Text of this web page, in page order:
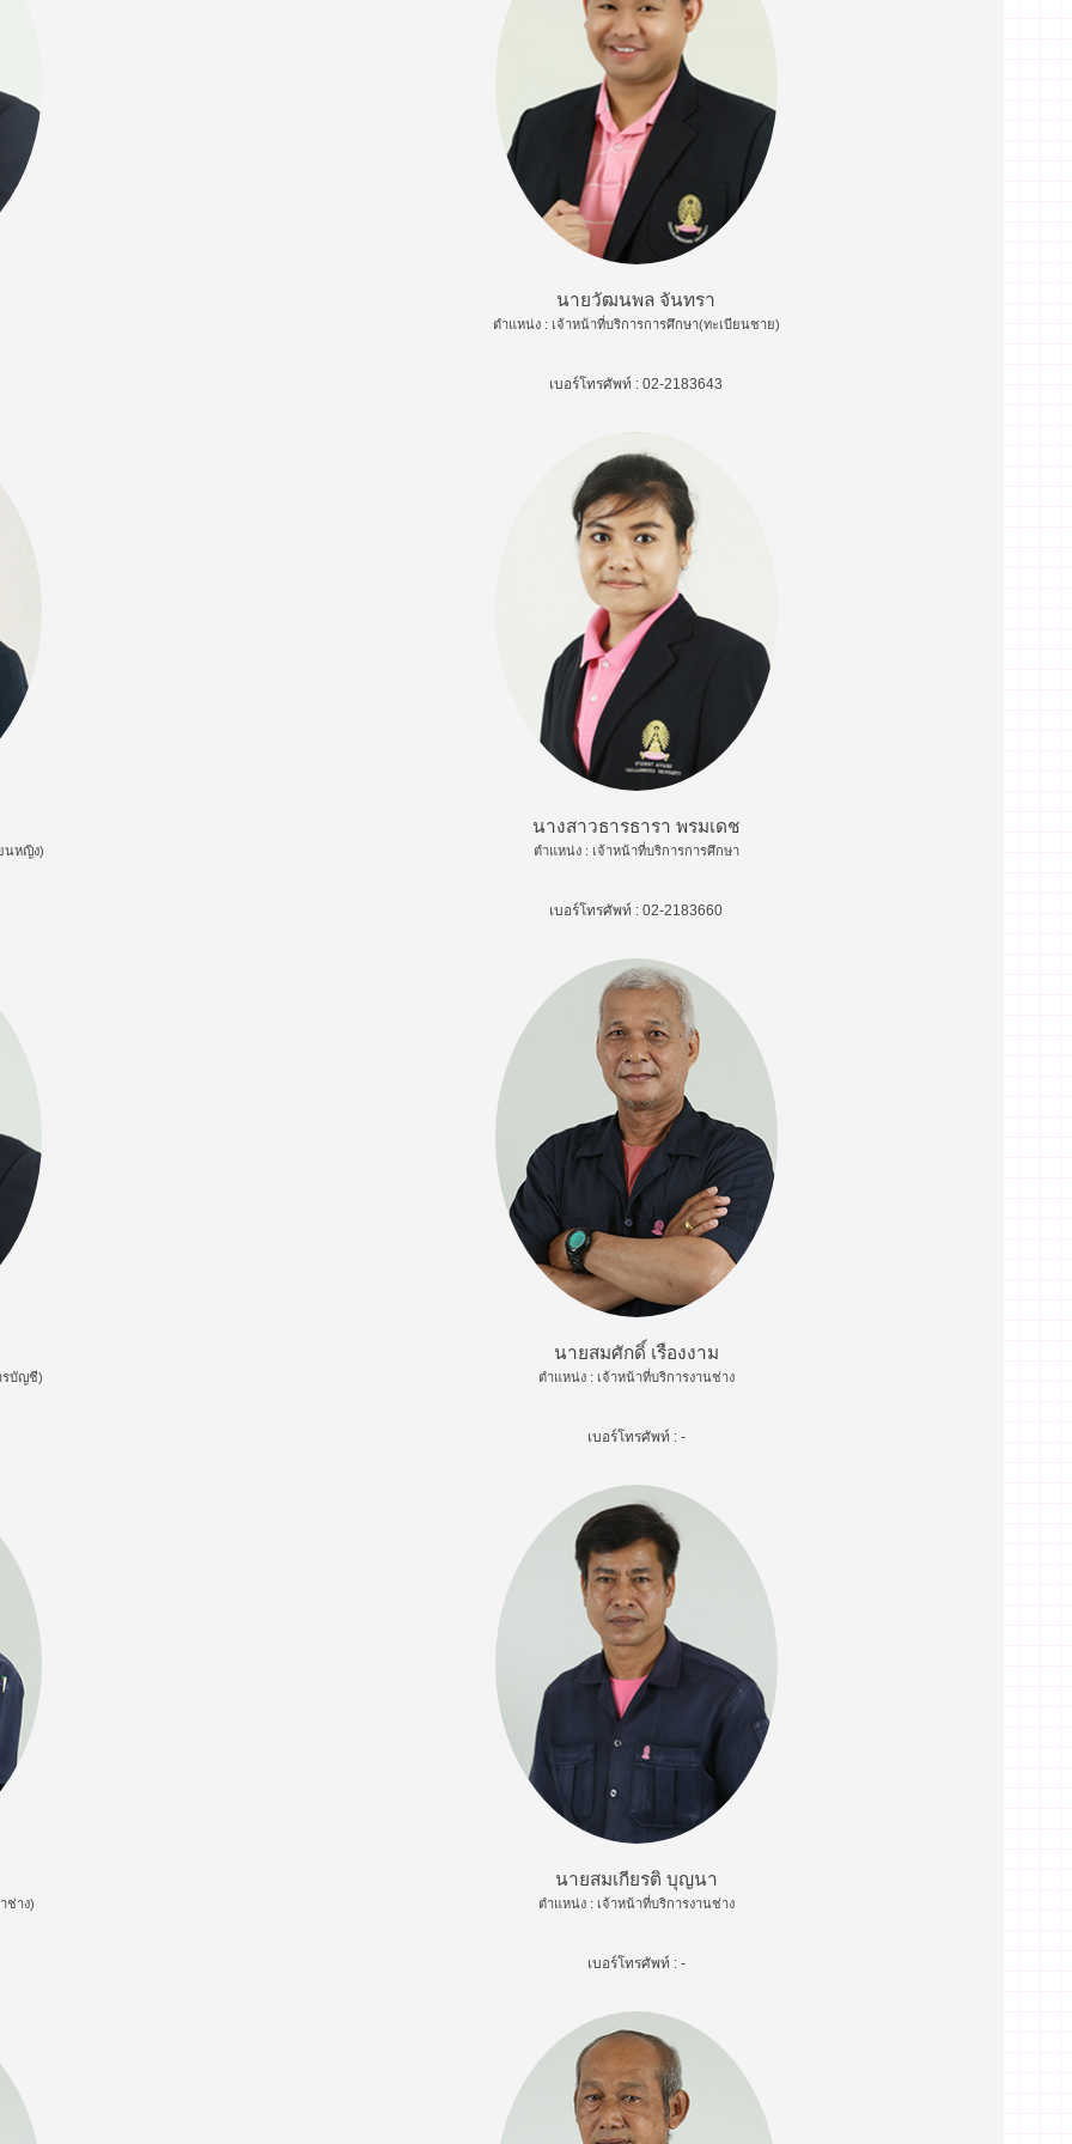
นายวัฒนพล จันทรา
ตำแหน่ง : เจ้าหน้าที่บริการการศึกษา(ทะเบียนชาย)
เบอร์โทรศัพท์ : 02-2183643
นหญิง)
นางสาวธารธารา พรมเดช
ตำแหน่ง : เจ้าหน้าที่บริการการศึกษา
เบอร์โทรศัพท์ : 02-2183660
รบัญชี)
นายสมศักดิ์ เรืองงาม
ตำแหน่ง : เจ้าหน้าที่บริการงานช่าง
เบอร์โทรศัพท์ : -
ช่าง)
นายสมเกียรติ บุญนา
ตำแหน่ง : เจ้าหน้าที่บริการงานช่าง
เบอร์โทรศัพท์ : -